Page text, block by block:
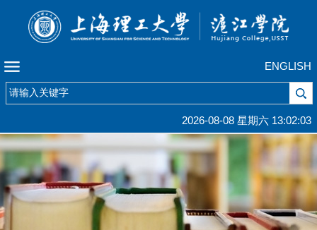
ENGLISH
2026-08-08 星期六 13:02:03